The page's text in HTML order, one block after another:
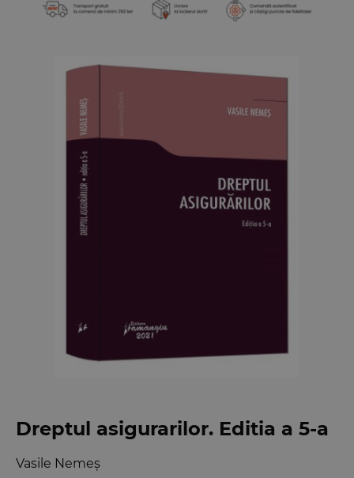
Dreptul asigurarilor. Editia a 5-a
Vasile Nemeș